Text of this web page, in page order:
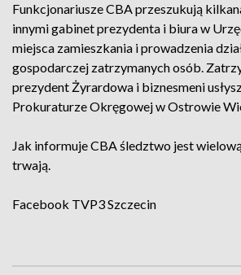
Funkcjonariusze CBA przeszukują
innymi gabinet prezydenta i biura w
miejsca zamieszkania i prowadzenia
gospodarczej zatrzymanych osób.
prezydent Żyrardowa i biznesmeni
Prokuraturze Okręgowej w Ostrowie
Jak informuje CBA śledztwo jest
trwają.
Facebook TVP3 Szczecin